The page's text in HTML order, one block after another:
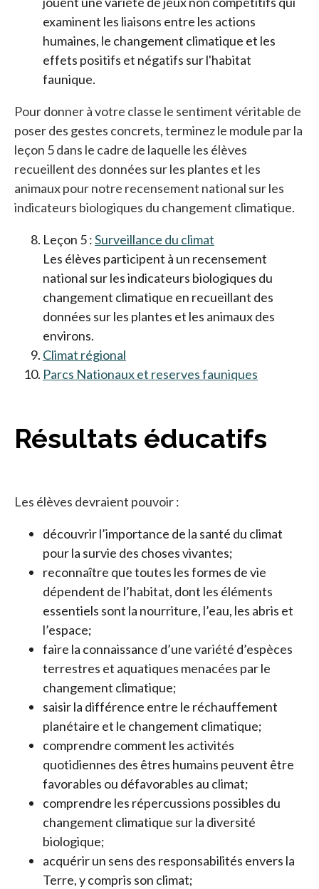
examinent les liaisons entre les actions
humaines, le changement climatique et les
effets positifs et négatifs sur l'habitat
faunique.
Pour donner à votre classe le sentiment véritable de
poser des gestes concrets, terminez le module par la
leçon 5 dans le cadre de laquelle les élèves
recueillent des données sur les plantes et les
animaux pour notre recensement national sur les
indicateurs biologiques du changement climatique.
Leçon 5 :Surveillance du climat
Les élèves participent à un recensement
national sur les indicateurs biologiques du
changement climatique en recueillant des
données sur les plantes et les animaux des
environs.
Climat régional
Parcs Nationaux et reserves fauniques
Résultats éducatifs
Les élèves devraient pouvoir :
découvrir l’importance de la santé du climat
pour la survie des choses vivantes;
reconnaître que toutes les formes de vie
dépendent de l’habitat, dont les éléments
essentiels sont la nourriture, l’eau, les abris et
l’espace;
faire la connaissance d’une variété d’espèces
terrestres et aquatiques menacées par le
changement climatique;
saisir la différence entre le réchauffement
planétaire et le changement climatique;
comprendre comment les activités
quotidiennes des êtres humains peuvent être
favorables ou défavorables au climat;
comprendre les répercussions possibles du
changement climatique sur la diversité
biologique;
acquérir un sens des responsabilités envers la
Terre, y compris son climat;